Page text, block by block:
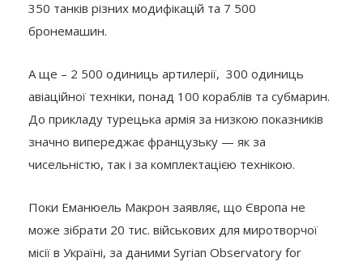
350 танків різних модифікацій та 7 500
бронемашин.
А ще – 2 500 одиниць артилерії, 300 одиниць
авіаційної техніки, понад 100 кораблів та субмарин.
До прикладу турецька армія за низкою показників
значно випереджає французьку — як за
чисельністю, так і за комплектацією технікою.
Поки Еманюель Макрон заявляє, що Європа не
може зібрати 20 тис. військових для миротворчої
місії в Україні, за даними Syrian Observatory for